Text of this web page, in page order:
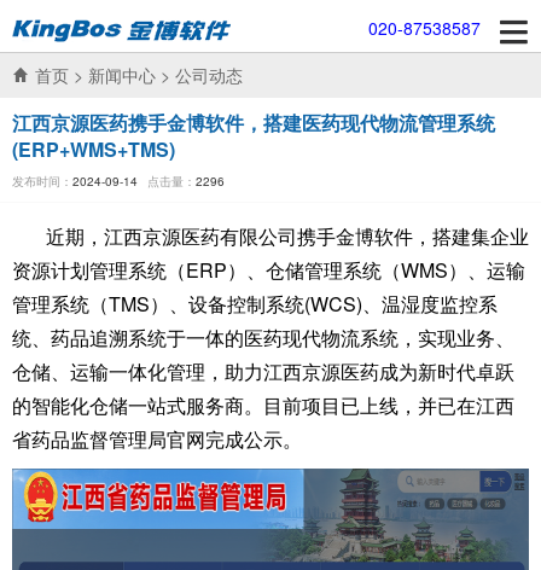
020-87538587
首页 > 新闻中心 > 公司动态
江西京源医药携手金博软件，搭建医药现代物流管理系统
(ERP+WMS+TMS)
发布时间： 2024-09-14 点击量： 2296
近期，江西京源医药有限公司携手金博软件，搭建集企业
资源计划管理系统（ERP）、仓储管理系统（WMS）、运输
管理系统（TMS）、设备控制系统(WCS)、温湿度监控系
统、药品追溯系统于一体的医药现代物流系统，实现业务、
仓储、运输一体化管理，助力江西京源医药成为新时代卓跃
的智能化仓储一站式服务商。目前项目已上线，并已在江西
省药品监督管理局官网完成公示。